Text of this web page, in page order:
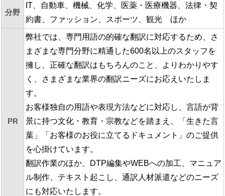
分野
IT、自動車、機械、化学、医薬・医療機器、法律・契
約書、ファッション、スポーツ、観光 ほか
PR
弊社では、専門用語の的確な翻訳に対応するため、さ
まざまな専門分野に精通した600名以上のスタッフを
擁し、正確な翻訳はもちろんのこと、よりわかりやす
く、さまざまな業界の翻訳ニーズにお応えいたしま
す。
お客様独自の用語や表現方法などに対応し、言語が背
景に持つ文化・教育・宗教などを踏まえ、「生きた言
葉」「お客様のお役に立てるドキュメント」のご提供
を心掛けています。
翻訳作業のほか、DTP編集やWEBへの加工、マニュア
ル制作、テキスト起こし、通訳人材派遣などのニーズ
にも対応いたします。